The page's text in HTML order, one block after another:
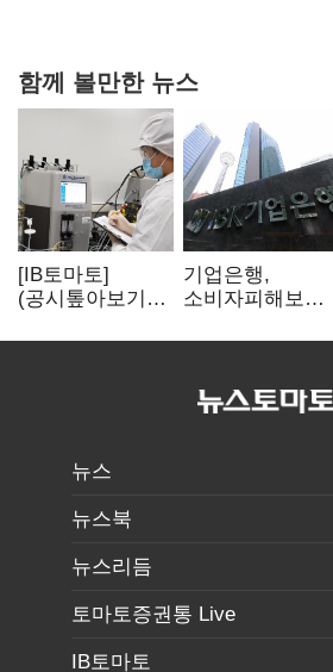
함께 볼만한 뉴스
[IB토마토]
(공시톺아보기)
무엇이 '중요한
기업은행,
소비자피해보상
보이스피싱 공시
뉴스
뉴스북
뉴스리듬
토마토증권통 Live
IB토마토